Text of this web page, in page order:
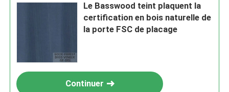
Le Basswood teint plaquent la
certification en bois naturelle de
la porte FSC de placage
Continuer